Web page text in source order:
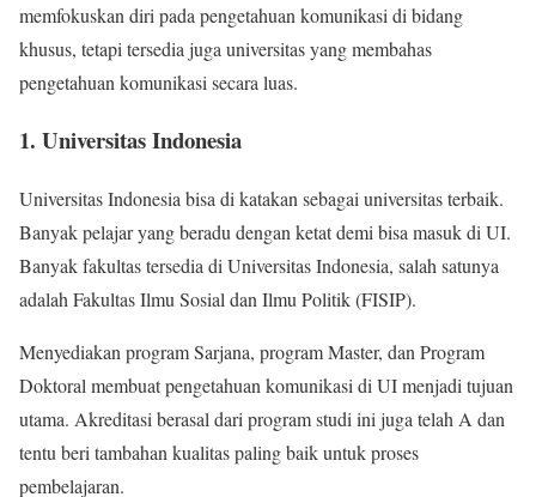
memfokuskan diri pada pengetahuan komunikasi di bidang
khusus, tetapi tersedia juga universitas yang membahas
pengetahuan komunikasi secara luas.
1. Universitas Indonesia
Universitas Indonesia bisa di katakan sebagai universitas terbaik.
Banyak pelajar yang beradu dengan ketat demi bisa masuk di UI.
Banyak fakultas tersedia di Universitas Indonesia, salah satunya
adalah Fakultas Ilmu Sosial dan Ilmu Politik (FISIP).
Menyediakan program Sarjana, program Master, dan Program
Doktoral membuat pengetahuan komunikasi di UI menjadi tujuan
utama. Akreditasi berasal dari program studi ini juga telah A dan
tentu beri tambahan kualitas paling baik untuk proses
pembelajaran.